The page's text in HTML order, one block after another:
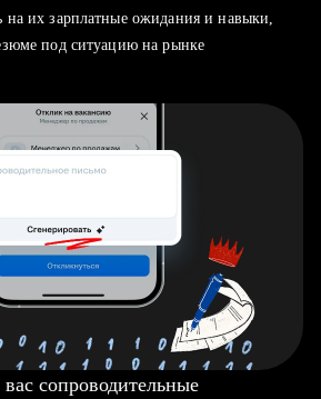
на их зарплатные ожидания и навыки,
под ситуацию на рынке
сопроводительные